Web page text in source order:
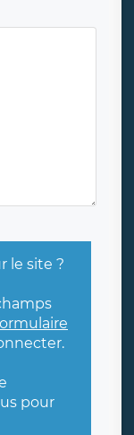
le site ?
pour